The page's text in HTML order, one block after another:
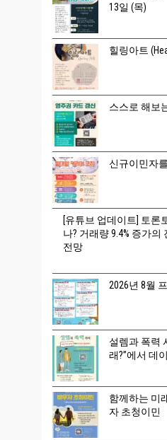
13일 (목)
힐링아트
스스로 해보
신규이민자
[유튜브 업데이트] 토론
나? 거래량 9.4% 증가의
전망
2026년 8월
설렘과 폭력
래?”에서 데
함께하는 미
자 초청이민